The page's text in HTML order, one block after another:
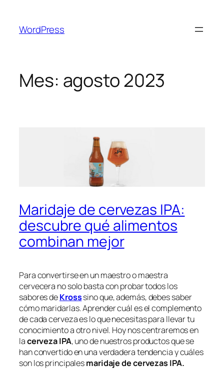
contenido
WordPress
Mes: agosto 2023
Maridaje de cervezas IPA:
descubre qué alimentos
combinan mejor
Para convertirse en un maestro o maestra
cervecera no solo basta con probar todos los
sabores deKrosssino que, además, debes saber
cómo maridarlas. Aprender cuál es el complemento
de cada cerveza es lo que necesitas para llevar tu
conocimiento a otro nivel. Hoy nos centraremos en
lacerveza IPA, uno de nuestros productos que se
han convertido en una verdadera tendencia y cuáles
son los principalesmaridaje de cervezas IPA.